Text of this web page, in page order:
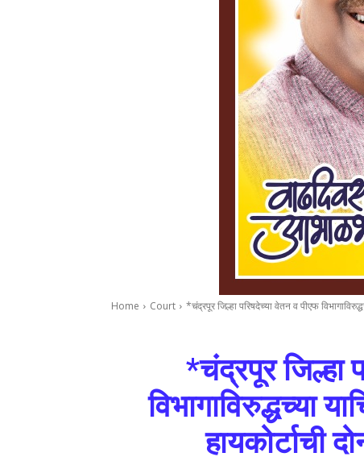
Home Court *चंद्रपूर जिल्हा परिषदेच्या वेतन व पीएफ
*चंद्रपूर जिल्हा
विभागाविरुद्धच्या
हायकोर्टाची